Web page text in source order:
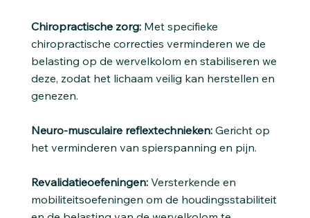
Chiropractische zorg:Met specifieke
chiropractische correcties verminderen we de
belasting op de wervelkolom en stabiliseren we
deze, zodat het lichaam veilig kan herstellen en
genezen.
Neuro-musculaire reflextechnieken:Gericht op
het verminderen van spierspanning en pijn.
Revalidatieoefeningen:Versterkende en
mobiliteitsoefeningen om de houdingsstabiliteit